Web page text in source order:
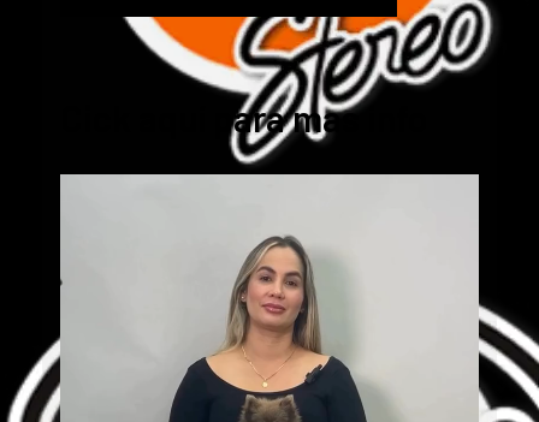
Cick aquí para mas info